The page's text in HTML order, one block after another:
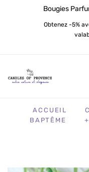
Bougies
Obtenez -5%
ACCUEIL
BAPTÊME